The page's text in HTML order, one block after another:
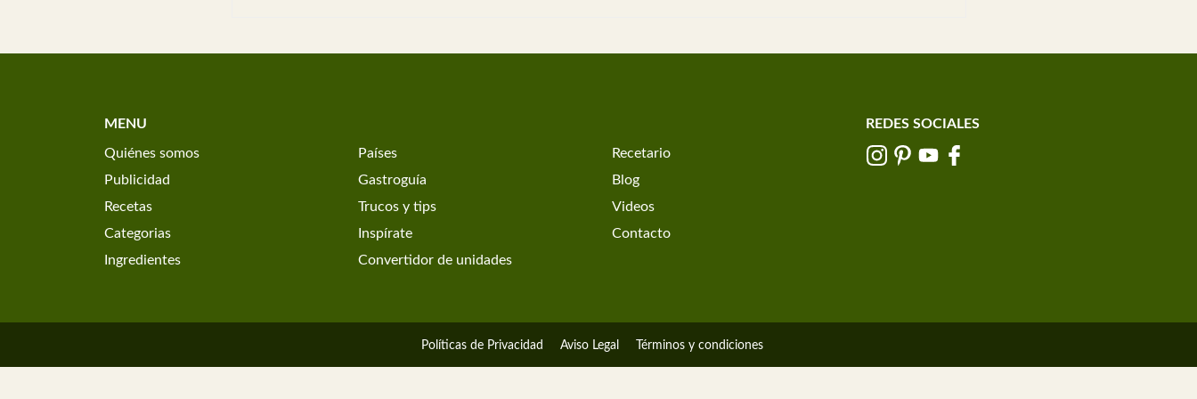
MENU
Quiénes somos
Publicidad
Recetas
Categorias
Ingredientes
Países
Gastroguía
Trucos y tips
Inspírate
Convertidor de unidades
Recetario
Blog
Videos
Contacto
REDES SOCIALES
Políticas de Privacidad Aviso Legal Términos y condiciones